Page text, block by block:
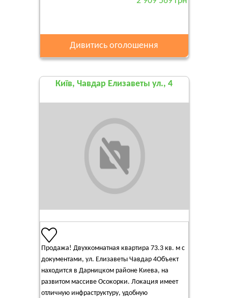
Дивитись оголошення
Київ, Чавдар Елизаветы ул., 4
Продажа! Двухкомнатная квартира 73.3 кв. м с
документами, ул. Елизаветы Чавдар 4Объект
находится в Дарницком районе Киева, на
развитом массиве Осокорки. Локация имеет
отличную инфраструктуру, удобную